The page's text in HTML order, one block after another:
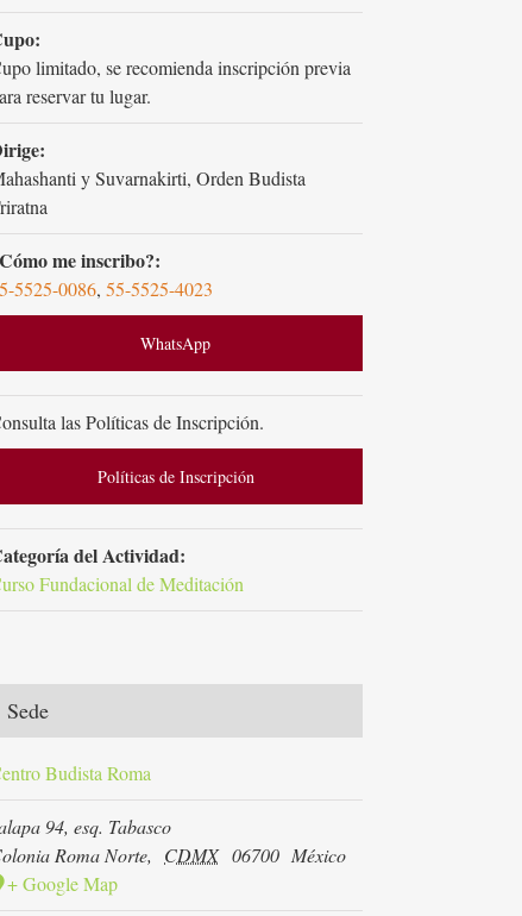
limitado, se recomienda inscripción previa
reservar tu lugar.
y Suvarnakirti, Orden Budista
me inscribo?:
5525-0086, 55-5525-4023
WhatsApp
las Políticas de Inscripción.
Políticas de Inscripción
del Actividad:
Fundacional de Meditación
Sede
Budista Roma
94, esq. Tabasco
Roma Norte, CDMX 06700 México
+ Google Map